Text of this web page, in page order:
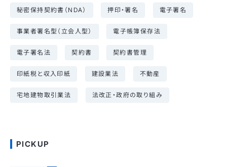
秘密保持契約書（NDA） 押印・署名 電子署名
事業者署名型（立会人型） 電子帳簿保存法
電子署名法 契約書 契約書管理
印紙税と収入印紙 建設業法 不動産
宅地建物取引業法 法改正・政府の取り組み
PICKUP